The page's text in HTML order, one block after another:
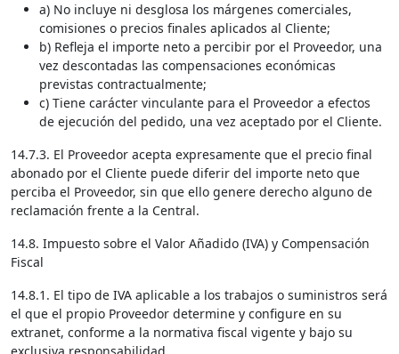
a) No incluye ni desglosa los márgenes comerciales,
comisiones o precios finales aplicados al Cliente;
b) Refleja el importe neto a percibir por el Proveedor, una
vez descontadas las compensaciones económicas
previstas contractualmente;
c) Tiene carácter vinculante para el Proveedor a efectos
de ejecución del pedido, una vez aceptado por el Cliente.
14.7.3. El Proveedor acepta expresamente que el precio final
abonado por el Cliente puede diferir del importe neto que
perciba el Proveedor, sin que ello genere derecho alguno de
reclamación frente a la Central.
14.8. Impuesto sobre el Valor Añadido (IVA) y Compensación
Fiscal
14.8.1. El tipo de IVA aplicable a los trabajos o suministros será
el que el propio Proveedor determine y configure en su
extranet, conforme a la normativa fiscal vigente y bajo su